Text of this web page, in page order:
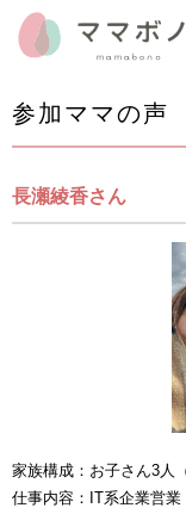
参加ママの声
長瀬綾香さん
家族構成：お子さん3人
仕事内容：IT系企業営業